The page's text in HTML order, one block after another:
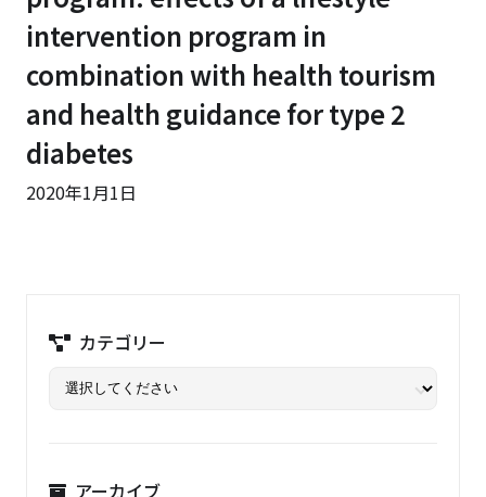
intervention program in
combination with health tourism
and health guidance for type 2
diabetes
2020年1月1日
カテゴリー
アーカイブ